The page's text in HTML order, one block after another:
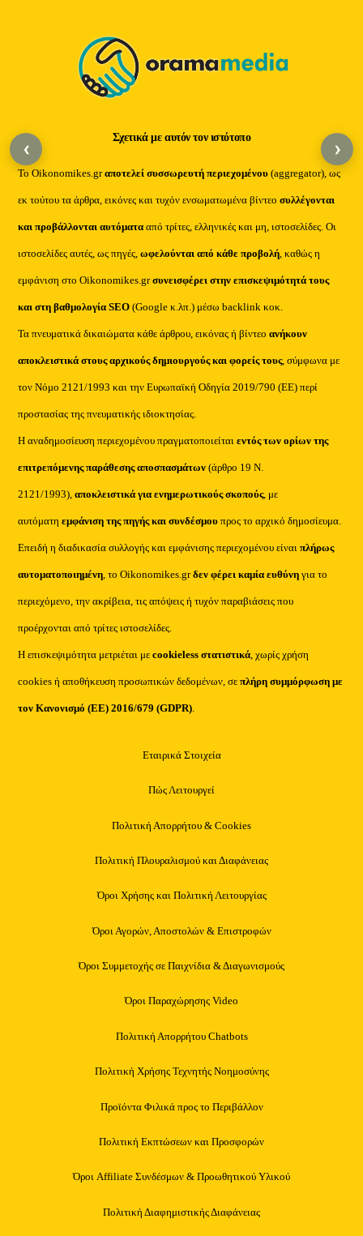
Σχετικά με αυτόν τον ιστότοπο
Το Oikonomikes.grαποτελεί συσσωρευτή περιεχομένου (aggregator), ως
εκ τούτου τα άρθρα, εικόνες και τυχόν ενσωματωμένα βίντεοσυλλέγονται
και προβάλλονται αυτόματααπό τρίτες, ελληνικές και μη, ιστοσελίδες. Οι
ιστοσελίδες αυτές, ως πηγές,ωφελούνται από κάθε προβολή, καθώς η
εμφάνιση στο Oikonomikes.grσυνεισφέρει στην επισκεψιμότητά τους
και στη βαθμολογία SEO (Google κ.λπ.) μέσω backlink κοκ.
Τα πνευματικά δικαιώματα κάθε άρθρου, εικόνας ή βίντεοανήκουν
αποκλειστικά στους αρχικούς δημιουργούς και φορείς τους, σύμφωνα με
τον Νόμο 2121/1993 και την Ευρωπαϊκή Οδηγία 2019/790 (ΕΕ) περί
προστασίας της πνευματικής ιδιοκτησίας.
Η αναδημοσίευση περιεχομένου πραγματοποιείταιεντός των ορίων της
επιτρεπόμενης παράθεσης αποσπασμάτων (άρθρο 19 Ν.
2121/1993), αποκλειστικά για ενημερωτικούς σκοπούς, με
αυτόματηεμφάνιση της πηγής και συνδέσμου προς το αρχικό δημοσίευμα.
Επειδή η διαδικασία συλλογής και εμφάνισης περιεχομένου είναιπλήρως
αυτοματοποιημένη, το Oikonomikes.grδεν φέρει καμία ευθύνη για το
περιεχόμενο, την ακρίβεια, τις απόψεις ή τυχόν παραβιάσεις που
προέρχονται από τρίτες ιστοσελίδες.
Η επισκεψιμότητα μετριέται μεcookieless στατιστικά, χωρίς χρήση
cookies ή αποθήκευση προσωπικών δεδομένων, σεπλήρη συμμόρφωση με
τον Κανονισμό (ΕΕ) 2016/679 (GDPR).
Εταιρικά Στοιχεία
Πώς Λειτουργεί
Πολιτική Απορρήτου & Cookies
Πολιτική Πλουραλισμού και Διαφάνειας
Όροι Χρήσης και Πολιτική Λειτουργίας
Όροι Αγορών, Αποστολών & Επιστροφών
Όροι Συμμετοχής σε Παιχνίδια & Διαγωνισμούς
Όροι Παραχώρησης Video
Πολιτική Απορρήτου Chatbots
Πολιτική Χρήσης Τεχνητής Νοημοσύνης
Προϊόντα Φιλικά προς το Περιβάλλον
Πολιτική Εκπτώσεων και Προσφορών
Όροι Affiliate Συνδέσμων & Προωθητικού Υλικού
Πολιτική Διαφημιστικής Διαφάνειας
‹ ›